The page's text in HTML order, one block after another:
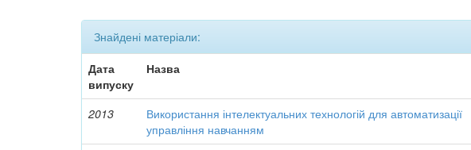
Знайдені матеріали:
Дата
випуску
Назва
2013
Використання інтелектуальних технологій для автоматизації
управління навчанням